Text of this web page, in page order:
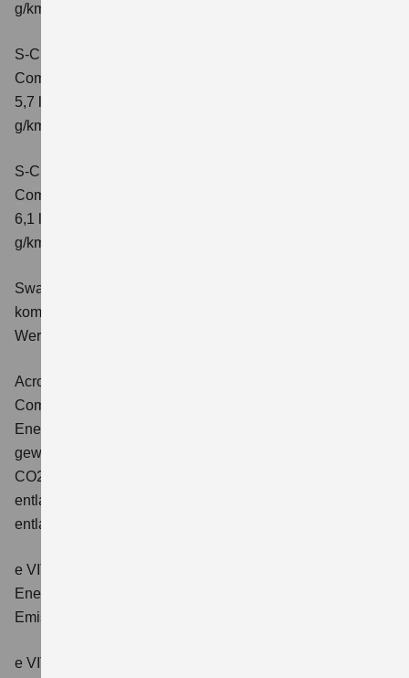
g/km; CO2-Klasse: D
S-Cross 1.4 BOOSTERJET HYBRID ALLGRIP
Comfort+
5,7 l/100 km; kombinierter Wert der CO2-Emission: 131
g/km; CO2-Klasse: D
S-Cross 1.4 BOOSTERJET HYBRID ALLGRIP AT
Comfort+
6,1 l/100 km; kombinierter Wert der CO2-Emission: 141
g/km; CO2-Klasse: E
Swace 1.8 HYBRID CVT Comfort+
kombinierter Energieverbrauch 4,5 l/100km; kombinierter
Wert der CO2-Emission: 102 g/km; CO2-Klasse: C.
Across 2.5 PLUG-IN HYBRID CVT
Comfort+
Energieverbrauch: 17,1kWh/100km plus 1,0 l/100 km;
gewichtet kombinierter Wert der CO2-Emission: 22 g/km;
CO2-Klasse: B; kombinierter Kraftstoffverbrauch bei
entladener Batterie: 6,6 l/100km; CO2-Klasse (bei
entladener Batterie): E.
e VITARA eAxle Club (49 kWh-Batterie)
Energieverbrauch kombiniert: 14,9 kWh/100km; CO₂-
Emissionen kombiniert: 0 g/km; CO₂-Klasse: A.
e VITARA eAxle Comfort (61 kWh-Batterie)